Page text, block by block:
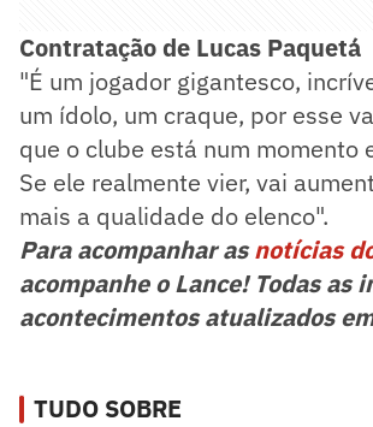
Contratação de Lucas Paquetá
"É um jogador gigantesco,
um ídolo, um craque, por esse
que o clube está num momento
Se ele realmente vier, vai
mais a qualidade do elenco".
Para acompanhar asnotícias
acompanhe o Lance! Todas as
acontecimentos atualizados
TUDO SOBRE